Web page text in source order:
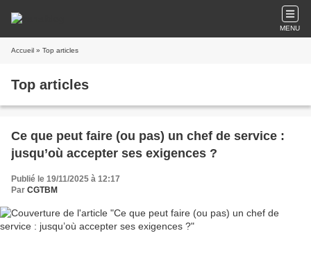
MENU
Accueil » Top articles
Top articles
Ce que peut faire (ou pas) un chef de service :
jusqu’où accepter ses exigences ?
Publié le 19/11/2025 à 12:17
Par CGTBM